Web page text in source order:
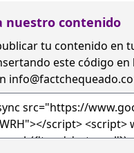
nuestro contenido
tu contenido en
este código